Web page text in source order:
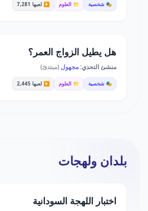
🎭 شخصية 📁 العلوم ▶️ لعبها 7,281
هل يطيل الزواج العمر؟
منشئ التحدي:مجهول (مبتدئ)
🎭 شخصية 📁 العلوم ▶️ لعبها 2,445
بلدان ولهجات
اختبار اللهجة السودانية